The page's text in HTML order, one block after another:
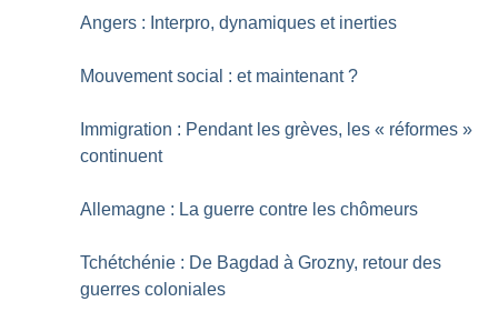
Angers : Interpro, dynamiques et inerties
Mouvement social : et maintenant ?
Immigration : Pendant les grèves, les « réformes »
continuent
Allemagne : La guerre contre les chômeurs
Tchétchénie : De Bagdad à Grozny, retour des
guerres coloniales